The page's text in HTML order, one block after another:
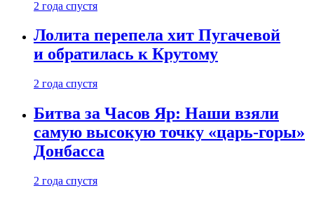
2 года спустя
Лолита перепела хит Пугачевой
и обратилась к Крутому
2 года спустя
Битва за Часов Яр: Наши взяли
самую высокую точку «царь-горы»
Донбасса
2 года спустя